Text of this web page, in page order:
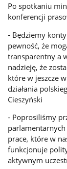
Po spotkaniu
konferencji
- Będziemy
pewność, że
transparentny a
nadzieję, że
które w jeszcze
działania
Cieszyński
- Poprosiliśmy
parlamentarnych
prace, które w
funkcjonuje
aktywnym